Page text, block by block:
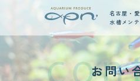
名古屋・
水槽メン
new
お問い